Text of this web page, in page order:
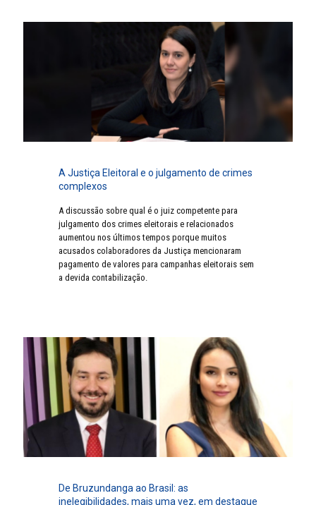
A Justiça Eleitoral e o julgamento de crimes
complexos
A discussão sobre qual é o juiz competente para
julgamento dos crimes eleitorais e relacionados
aumentou nos últimos tempos porque muitos
acusados colaboradores da Justiça mencionaram
pagamento de valores para campanhas eleitorais sem
a devida contabilização.
De Bruzundanga ao Brasil: as
inelegibilidades, mais uma vez, em destaque